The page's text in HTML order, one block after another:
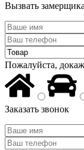
Вызвать замерщика
Пожалуйста,
Заказать звонок